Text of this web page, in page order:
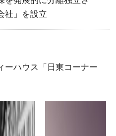
社」を設立
ーハウス「日東コーナー